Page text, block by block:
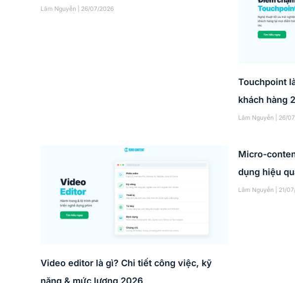
Lâm Nguyễn 26/07/2026
Touchpoint
khách hàng
Lâm Nguyễn 26/
Video editor là gì? Chi tiết công việc, kỹ
năng & mức lương 2026
Micro-
dụng hiệu
Lâm Nguyễn 21/